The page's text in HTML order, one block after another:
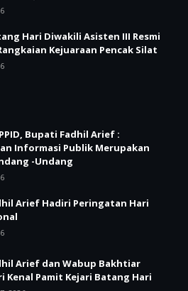
Hari Diwakili Asisten III Resmi
Kejuaraan Pencak Silat
Bupati Fadhil Arief :
Informasi Publik Merupakan
-Undang
Arief Hadiri Peringatan Hari
Arief dan Wabup Bakhtiar
Kenal Pamit Kejari Batang Hari